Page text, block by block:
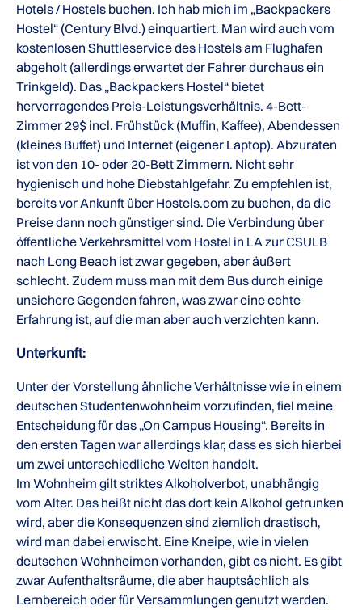
Hotels / Hostels buchen. Ich hab mich im „Backpackers
Hostel“ (Century Blvd.) einquartiert. Man wird auch vom
kostenlosen Shuttleservice des Hostels am Flughafen
abgeholt (allerdings erwartet der Fahrer durchaus ein
Trinkgeld). Das „Backpackers Hostel“ bietet
hervorragendes Preis-Leistungsverhältnis. 4-Bett-
Zimmer 29$ incl. Frühstück (Muffin, Kaffee), Abendessen
(kleines Buffet) und Internet (eigener Laptop). Abzuraten
ist von den 10- oder 20-Bett Zimmern. Nicht sehr
hygienisch und hohe Diebstahlgefahr. Zu empfehlen ist,
bereits vor Ankunft über Hostels.com zu buchen, da die
Preise dann noch günstiger sind. Die Verbindung über
öffentliche Verkehrsmittel vom Hostel in LA zur CSULB
nach Long Beach ist zwar gegeben, aber äußert
schlecht. Zudem muss man mit dem Bus durch einige
unsichere Gegenden fahren, was zwar eine echte
Erfahrung ist, auf die man aber auch verzichten kann.
Unterkunft:
Unter der Vorstellung ähnliche Verhältnisse wie in einem
deutschen Studentenwohnheim vorzufinden, fiel meine
Entscheidung für das „On Campus Housing“. Bereits in
den ersten Tagen war allerdings klar, dass es sich hierbei
um zwei unterschiedliche Welten handelt.
Im Wohnheim gilt striktes Alkoholverbot, unabhängig
vom Alter. Das heißt nicht das dort kein Alkohol getrunken
wird, aber die Konsequenzen sind ziemlich drastisch,
wird man dabei erwischt. Eine Kneipe, wie in vielen
deutschen Wohnheimen vorhanden, gibt es nicht. Es gibt
zwar Aufenthaltsräume, die aber hauptsächlich als
Lernbereich oder für Versammlungen genutzt werden.